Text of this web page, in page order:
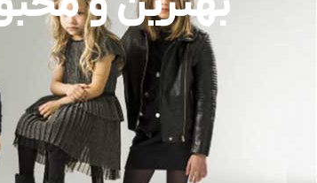
در این بخش به معرفی بهترین برند ها و فروشگاه های
زنان ، نوجوانان و کودکان مشهور است. این شرکت حضور آنلاین گسترده ای در